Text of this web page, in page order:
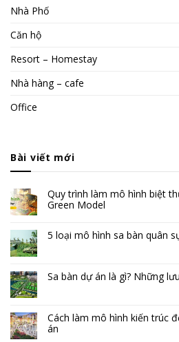
Nhà Phố
Căn hộ
Resort – Homestay
Nhà hàng – cafe
Office
Bài viết mới
Quy trình làm mô hình biệt
Green Model
5 loại mô hình sa bàn quân
Sa bàn dự án là gì? Những
Cách làm mô hình kiến trúc
án